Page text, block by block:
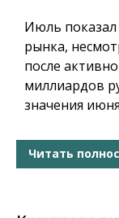
Июль показал
рынка,
после
миллиардов
значения
Читать